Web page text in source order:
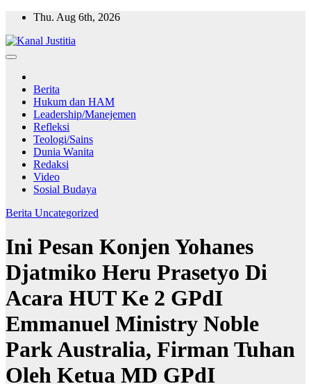
Skip
content
Thu. Aug 6th, 2026
Berita
Hukum dan HAM
Leadership/Manejemen
Refleksi
Teologi/Sains
Dunia Wanita
Redaksi
Video
Sosial Budaya
Berita Uncategorized
Ini Pesan Konjen Yohanes
Djatmiko Heru Prasetyo Di
Acara HUT Ke 2 GPdI
Emmanuel Ministry Noble
Park Australia, Firman Tuhan
Oleh Ketua MD GPdI